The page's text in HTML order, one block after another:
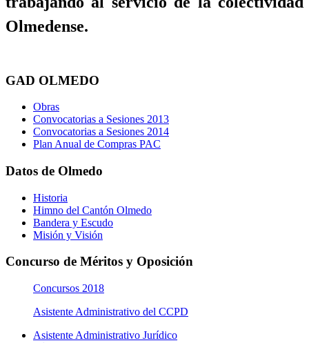
Olmedense.
GAD OLMEDO
Obras
Convocatorias a Sesiones 2013
Convocatorias a Sesiones 2014
Plan Anual de Compras PAC
Datos de Olmedo
Historia
Himno del Cantón Olmedo
Bandera y Escudo
Misión y Visión
Concurso de Méritos y Oposición
Concursos 2018
Asistente Administrativo del CCPD
Asistente Administrativo Jurídico